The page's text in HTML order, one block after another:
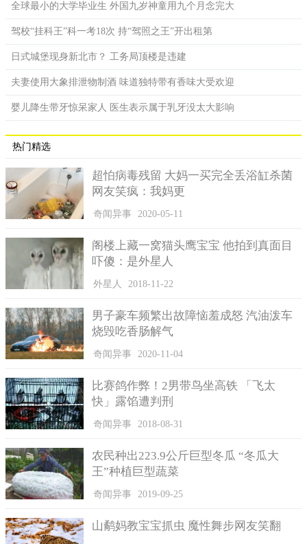
远嫁他乡，到达时丈夫已去世。
根据《元史》、《马可波罗游记》记载，伊儿汗国君主阿鲁
浑的王后去世时，坚持要自己的同族，来成为下一任王后，于是
忽必烈一口答应，并挑选了阔阔真公主远嫁伊儿汗国，为何说是
远嫁，因为伊儿汗国位在现今的西亚，对于当时的交通条件，真
的算是非常远了。
西元1291年，阔阔真公主从泉州出发，先到达爪哇，在从爪
哇继续前进，横渡印度洋，终于来到伊儿汗国，从元到伊儿汗
千辛万苦来到伊儿汗国，本以为可以和未来的丈夫见面，但
是因为阿鲁浑年事已高竟已去世，阔阔真公主陷入进退两难的境
地，回去元朝已不可能，但丈夫已经去世，身处异乡的确无助。
后来阿鲁浑的弟弟乞合继承王位，便决定打阔阔真公主送给
阿鲁浑的儿子合赞当妻子，就这样阔阔真阴错阳差嫁给合赞，而
合赞精通多国语言，对医学也有研究，并且通晓天文地理，他在
1295年发动战争，推翻乞合统治，夺回王位，阔阔真也真的成了
十。
全球最小的大学毕业生 外国九岁神童用九个月念完大
驾校“挂科王”科一考18次 持“驾照之王”开出租第
日式城堡现身新北市？ 工务局顶楼是违建
夫妻使用大象排泄物制酒 味道独特带有香味大受欢迎
婴儿降生带牙惊呆家人 医生表示属于乳牙没太大影响
热门精选
超怕病毒残留 大妈一买完全丢浴缸杀菌
网友笑疯：我妈更
奇闻异事 2020-05-11
阁楼上藏一窝猫头鹰宝宝 他拍到真面目
吓傻：是外星人
外星人 2018-11-22
男子豪车频繁出故障恼羞成怒 汽油泼车
烧毁吃香肠解气
奇闻异事 2020-11-04
比赛鸽作弊！2男带鸟坐高铁 「飞太
快」露馅遭判刑
奇闻异事 2018-08-31
农民种出223.9公斤巨型冬瓜 “冬瓜大
王”种植巨型蔬菜
奇闻异事 2019-09-25
山鹬妈教宝宝抓虫 魔性舞步网友笑翻